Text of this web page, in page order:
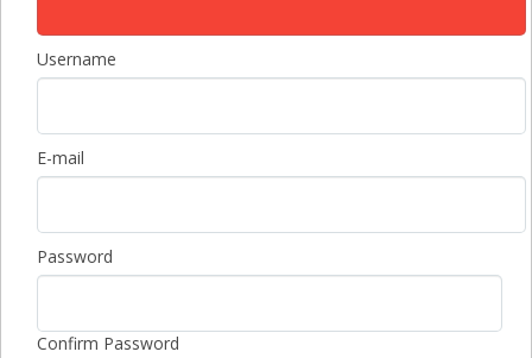
Username
E-mail
Password
Confirm Password